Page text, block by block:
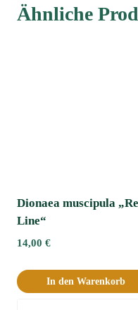
Ähnliche
Dionaea muscipula
Line“
14,00 €
In den Warenkorb